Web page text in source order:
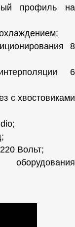
профиль на
8
6
с хвостовиками
Вольт;